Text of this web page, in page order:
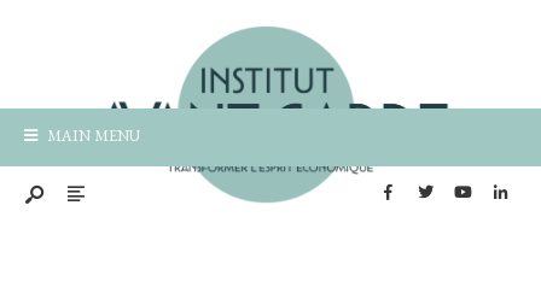
MAIN MENU